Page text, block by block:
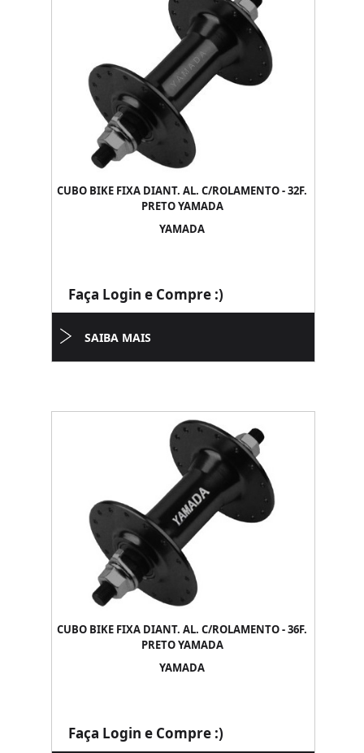
CUBO BIKE FIXA DIANT. AL. C/ROLAMENTO - 32F.
PRETO YAMADA
YAMADA
Faça Login e Compre :)
SAIBA MAIS
CUBO BIKE FIXA DIANT. AL. C/ROLAMENTO - 36F.
PRETO YAMADA
YAMADA
Faça Login e Compre :)